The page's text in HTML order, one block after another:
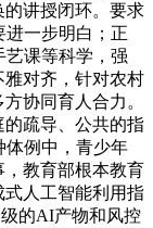
讲授闭环。要求
一步明白；正
课等科学，强
对齐，针对农村
协同育人合力。
疏导、公共的指
体例中，青少年
教育部根本教育
人工智能利用指
的AI产物和风控